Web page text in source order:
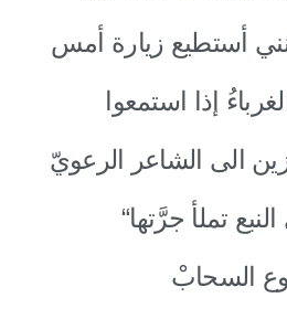
إذا استمعوا
تملأ جرَّتها
السحابْ